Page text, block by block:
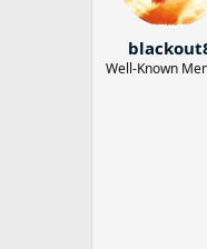
Well-Known